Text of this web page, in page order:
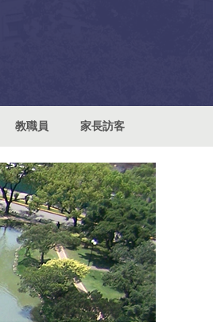
教職員 家長訪客